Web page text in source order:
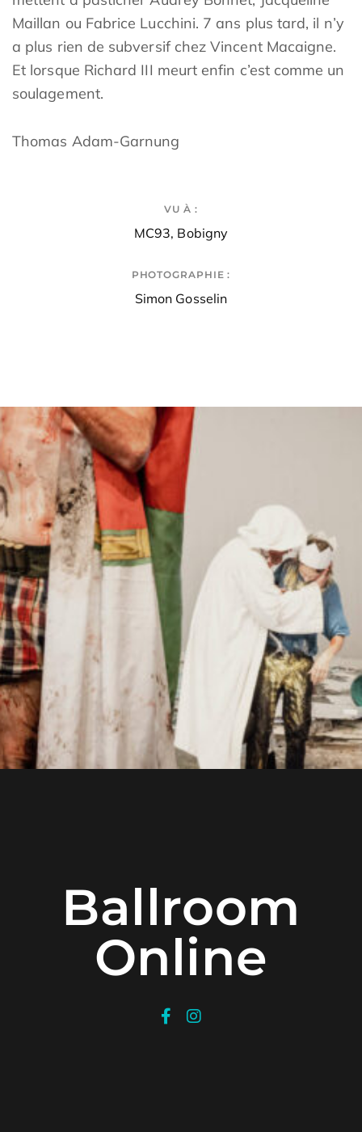
Maillan ou Fabrice Lucchini. 7 ans plus tard, il n’y
a plus rien de subversif chez Vincent Macaigne.
Et lorsque Richard III meurt enfin c’est comme un
soulagement.
Thomas Adam-Garnung
VU À :
MC93, Bobigny
PHOTOGRAPHIE :
Simon Gosselin
Ballroom
Online